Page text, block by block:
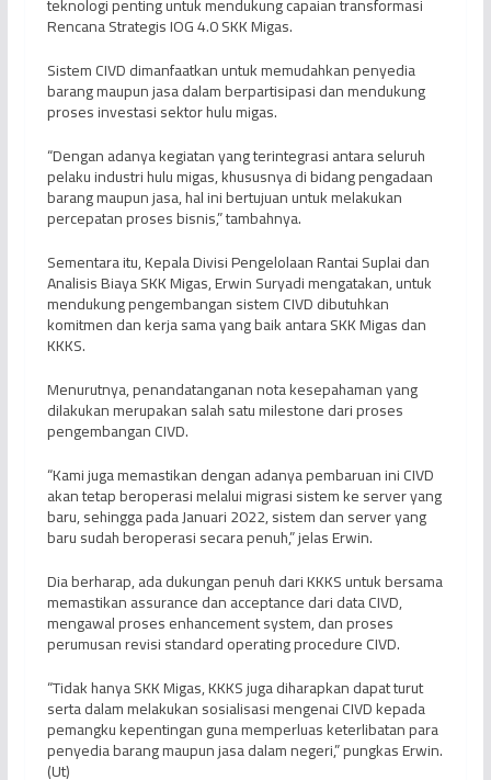
Rencana Strategis IOG 4.0 SKK Migas.
Sistem CIVD dimanfaatkan untuk memudahkan penyedia
barang maupun jasa dalam berpartisipasi dan mendukung
proses investasi sektor hulu migas.
“Dengan adanya kegiatan yang terintegrasi antara seluruh
pelaku industri hulu migas, khususnya di bidang pengadaan
barang maupun jasa, hal ini bertujuan untuk melakukan
percepatan proses bisnis,” tambahnya.
Sementara itu, Kepala Divisi Pengelolaan Rantai Suplai dan
Analisis Biaya SKK Migas, Erwin Suryadi mengatakan, untuk
mendukung pengembangan sistem CIVD dibutuhkan
komitmen dan kerja sama yang baik antara SKK Migas dan
KKKS.
Menurutnya, penandatanganan nota kesepahaman yang
dilakukan merupakan salah satu milestone dari proses
pengembangan CIVD.
“Kami juga memastikan dengan adanya pembaruan ini CIVD
akan tetap beroperasi melalui migrasi sistem ke server yang
baru, sehingga pada Januari 2022, sistem dan server yang
baru sudah beroperasi secara penuh,” jelas Erwin.
Dia berharap, ada dukungan penuh dari KKKS untuk bersama
memastikan assurance dan acceptance dari data CIVD,
mengawal proses enhancement system, dan proses
perumusan revisi standard operating procedure CIVD.
“Tidak hanya SKK Migas, KKKS juga diharapkan dapat turut
serta dalam melakukan sosialisasi mengenai CIVD kepada
pemangku kepentingan guna memperluas keterlibatan para
penyedia barang maupun jasa dalam negeri,” pungkas Erwin.
(Ut)